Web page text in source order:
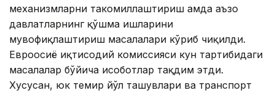
механизмларни такомиллаштириш ҳамда аъзо
давлатларнинг қўшма ишларини
мувофиқлаштириш масалалари кўриб чиқилди.
Евроосиё иқтисодий комиссияси кун тартибидаги
масалалар бўйича ҳисоботлар тақдим этди.
Хусусан, юк темир йўл ташувлари ва транспорт